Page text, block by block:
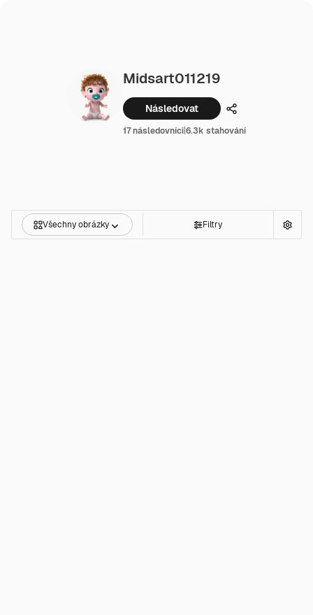
Midsart011219
Následovat Podíl
17 následovníci|6.3k stahování
Všechny obrázky Filtry